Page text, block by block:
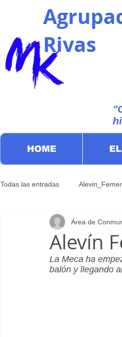
Rivas
HOME
Todas las entradas
Infantil_Femenino
Cadete_Masculino Club
Alevín
Área de
La Meca ha
balón y llegando